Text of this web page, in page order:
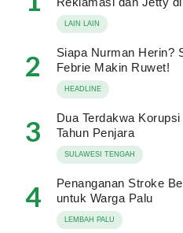
LAIN LAIN
2
Siapa Nurman Herin?
Febrie Makin Ruwet!
HEADLINE
3
Dua Terdakwa
Tahun Penjara
SULAWESI TENGAH
4
Penanganan Stroke
untuk Warga Palu
LEMBAH PALU